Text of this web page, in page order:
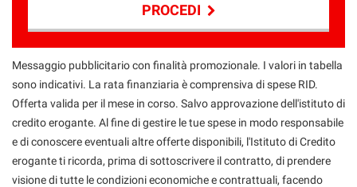
PROCEDI
Contattaci
Messaggio pubblicitario con finalità promozionale. I valori in tabella
sono indicativi. La rata finanziaria è comprensiva di spese RID.
Offerta valida per il mese in corso. Salvo approvazione dell'istituto di
credito erogante. Al fine di gestire le tue spese in modo responsabile
e di conoscere eventuali altre offerte disponibili, l'Istituto di Credito
erogante ti ricorda, prima di sottoscrivere il contratto, di prendere
visione di tutte le condizioni economiche e contrattuali, facendo